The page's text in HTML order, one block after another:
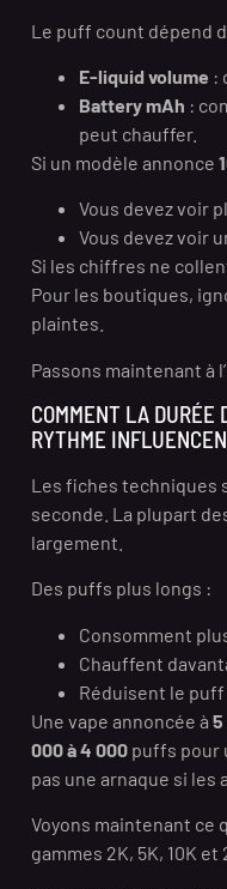
Le puff count dépend
E-liquid volume :
Battery mAh :
peut chauffer.
Si un modèle annonce
Vous devez voir
Vous devez voir
Si les chiffres ne
Pour les boutiques,
plaintes.
Passons maintenant à
COMMENT LA DURÉE
RYTHME
Les fiches techniques
seconde. La plupart
largement.
Des puffs plus longs :
Consomment
Chauffent
Réduisent le
Une vape annoncée à
000 à 4 000 puffs pour
pas une arnaque si les
Voyons maintenant ce
gammes 2K, 5K, 10K et